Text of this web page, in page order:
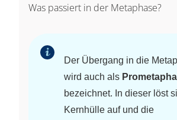
Was passiert in der Metaphase?
Der Übergang in die
wird auch als
bezeichnet. In dieser löst
Kernhülle auf und die